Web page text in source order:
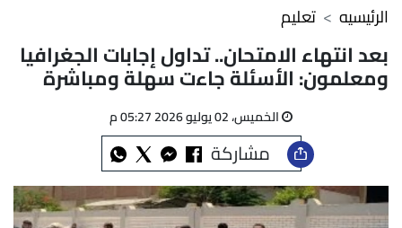
تعليم الرئيسيه
بعد انتهاء الامتحان.. تداول إجابات الجغرافيا
ومعلمون: الأسئلة جاءت سهلة ومباشرة
الخميس، 02 يوليو 2026 05:27 م
مشاركة